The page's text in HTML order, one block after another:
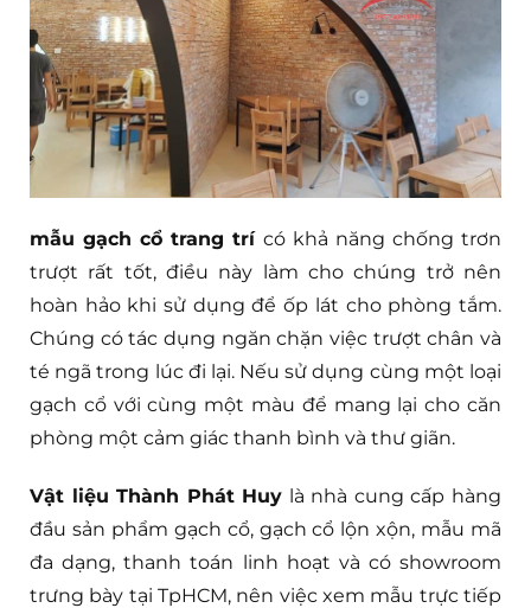
mẫu gạch cổ trang trícó khả năng chống trơn
trượt rất tốt, điều này làm cho chúng trở nên
hoàn hảo khi sử dụng để ốp lát cho phòng tắm.
Chúng có tác dụng ngăn chặn việc trượt chân và
té ngã trong lúc đi lại. Nếu sử dụng cùng một loại
gạch cổ với cùng một màu để mang lại cho căn
phòng một cảm giác thanh bình và thư giãn.
Vật liệu Thành Phát Huy là nhà cung cấp hàng
đầu sản phẩm gạch cổ, gạch cổ lộn xộn, mẫu mã
đa dạng, thanh toán linh hoạt và có showroom
trưng bày tại TpHCM, nên việc xem mẫu trực tiếp